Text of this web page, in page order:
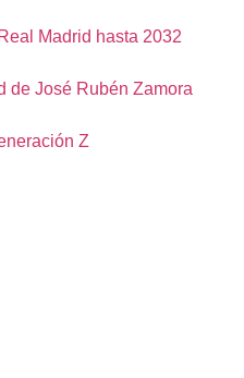
Madrid hasta 2032
de José Rubén Zamora
Z